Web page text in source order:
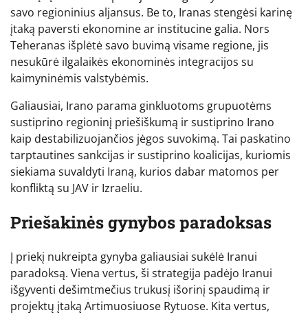
savo regioninius aljansus. Be to, Iranas stengėsi karinę
įtaką paversti ekonomine ar institucine galia. Nors
Teheranas išplėtė savo buvimą visame regione, jis
nesukūrė ilgalaikės ekonominės integracijos su
kaimyninėmis valstybėmis.
Galiausiai, Irano parama ginkluotoms grupuotėms
sustiprino regioninį priešiškumą ir sustiprino Irano
kaip destabilizuojančios jėgos suvokimą. Tai paskatino
tarptautines sankcijas ir sustiprino koalicijas, kuriomis
siekiama suvaldyti Iraną, kurios dabar matomos per
konfliktą su JAV ir Izraeliu.
Priešakinės gynybos paradoksas
Į priekį nukreipta gynyba galiausiai sukėlė Iranui
paradoksą. Viena vertus, ši strategija padėjo Iranui
išgyventi dešimtmečius trukusį išorinį spaudimą ir
projektų įtaką Artimuosiuose Rytuose. Kita vertus,